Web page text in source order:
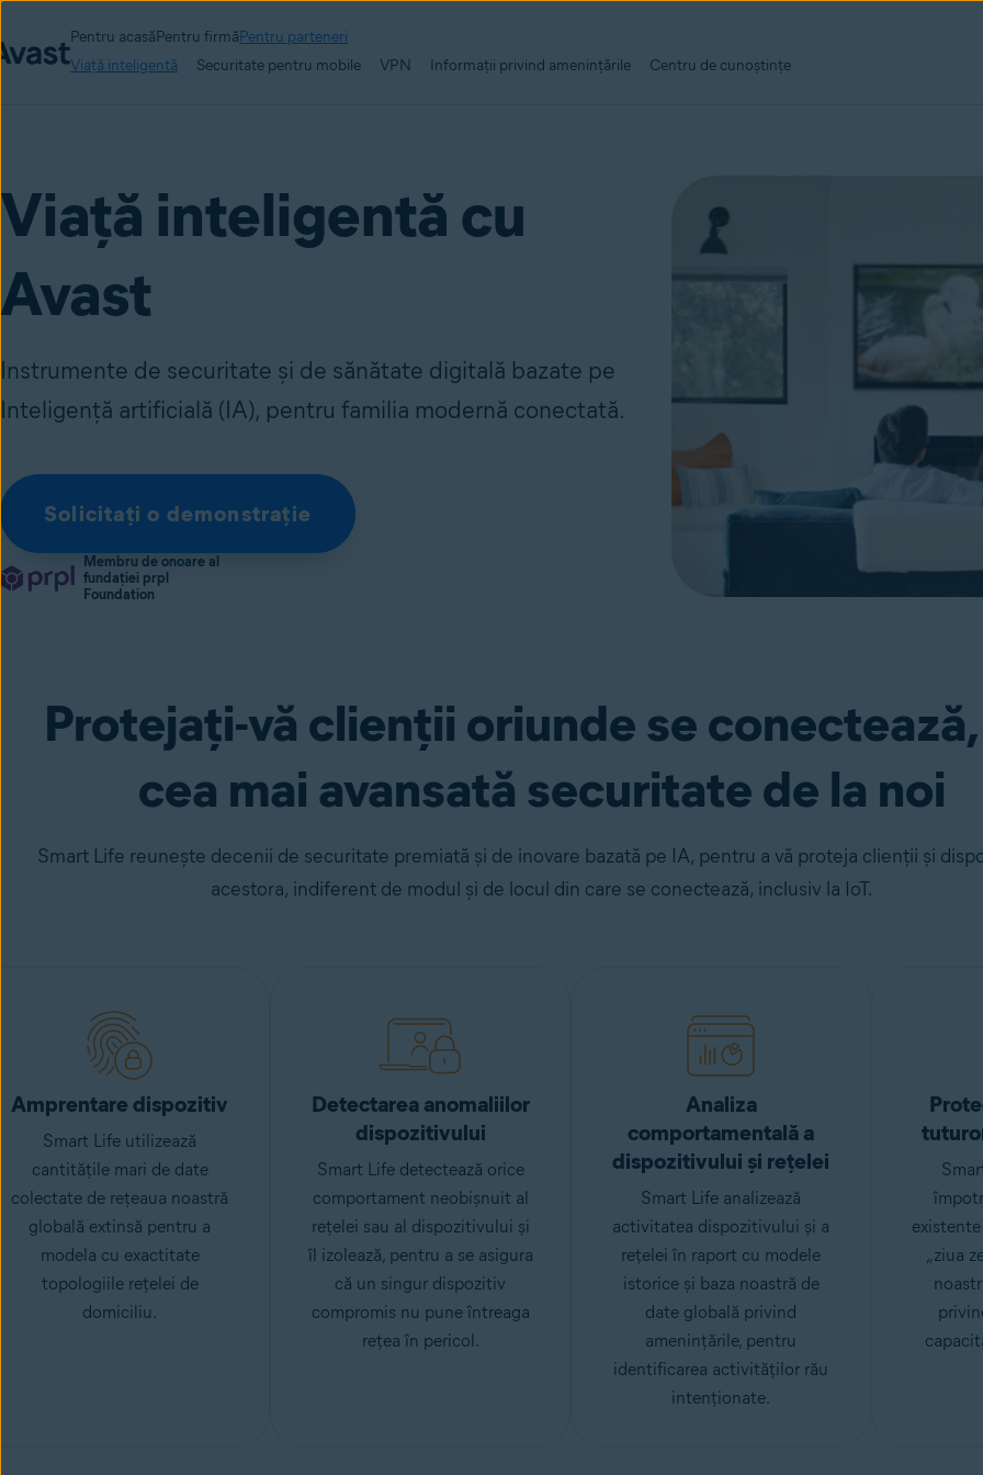
Pentru acasăPentru firmăPentru parteneri
Viață inteligentă
Securitate pentru mobile VPN Informații privind amenințările Centru de cunoștințe
Viață inteligentă cu
Avast
Instrumente de securitate și de sănătate digitală bazate pe
Inteligență artificială (IA), pentru familia modernă conectată.
Solicitați o demonstrație
Membru de onoare al
fundației prpl
Foundation
Protejați-vă clienții oriunde se
cea mai avansată securitate de la noi
Smart Life reunește decenii de securitate premiată și de inovare bazată pe IA, pentru a vă proteja clienții și
acestora, indiferent de modul și de locul din care se conectează, inclusiv la IoT.
Amprentare dispozitiv
Smart Life utilizează
cantitățile mari de date
colectate de rețeaua noastră
globală extinsă pentru a
modela cu exactitate
topologiile rețelei de
domiciliu.
Detectarea anomaliilor
dispozitivului
Smart Life detectează orice
comportament neobișnuit al
rețelei sau al dispozitivului și
îl izolează, pentru a se asigura
că un singur dispozitiv
compromis nu pune întreaga
rețea în pericol.
Analiza
comportamentală a
dispozitivului și rețelei
Smart Life analizează
activitatea dispozitivului și a
rețelei în raport cu modele
istorice și baza noastră de
date globală privind
amenințările, pentru
identificarea activităților rău
intenționate.
„ziua